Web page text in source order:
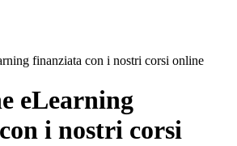
finanziata con i nostri corsi online
eLearning
i nostri corsi